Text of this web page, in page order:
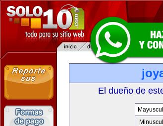
El dueño de